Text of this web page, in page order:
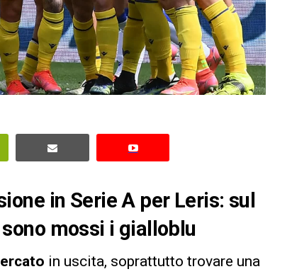
in Serie A per Leris: sul
mossi i gialloblu
in uscita, soprattutto trovare una